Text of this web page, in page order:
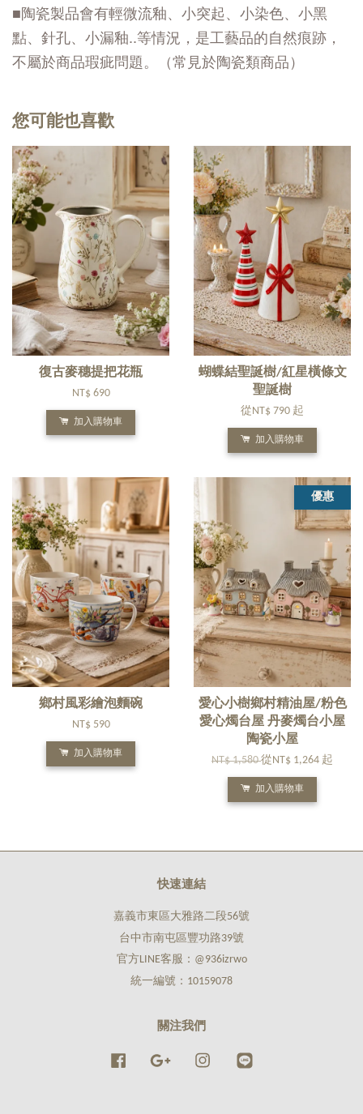
■陶瓷製品會有輕微流釉、小突起、小染色、小黑
點、針孔、小漏釉..等情況，是工藝品的自然痕跡，
不屬於商品瑕疵問題。（常見於陶瓷類商品）
您可能也喜歡
復古麥穗提把花瓶
NT$ 690
加入購物車
蝴蝶結聖誕樹/紅星橫條文
聖誕樹
從 NT$ 790 起
加入購物車
鄉村風彩繪泡麵碗
NT$ 590
加入購物車
優惠
愛心小樹鄉村精油屋/粉色
愛心燭台屋 丹麥燭台小屋
陶瓷小屋
NT$ 1,580從 NT$ 1,264 起
加入購物車
快速連結
嘉義市東區大雅路二段56號
台中市南屯區豐功路39號
官方LINE客服：@936izrwo
統一編號：10159078
關注我們
Facebook Google Instagram